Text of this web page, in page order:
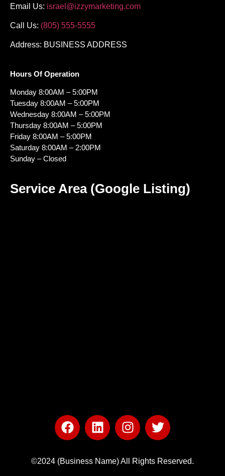
Email Us: israel@izzymarketing.com
Call Us: (805) 555-5555
Address: BUSINESS ADDRESS
Hours Of Operation
Monday 8:00AM – 5:00PM
Tuesday 8:00AM – 5:00PM
Wednesday 8:00AM – 5:00PM
Thursday 8:00AM – 5:00PM
Friday 8:00AM – 5:00PM
Saturday 8:00AM – 2:00PM
Sunday – Closed
Service Area (Google Listing)
©2024 (Business Name) All Rights Reserved.